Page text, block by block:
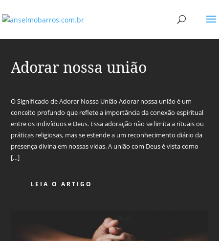
Adorar nossa união
O Significado de Adorar Nossa União Adorar nossa união é um
conceito profundo que reflete a importância da conexão espiritual
entre os indivíduos e Deus. Essa adoração não se limita a rituais ou
práticas religiosas, mas se estende a um reconhecimento diário da
presença divina em nossas vidas. A união com Deus é vista como
[…]
LEIA O ARTIGO